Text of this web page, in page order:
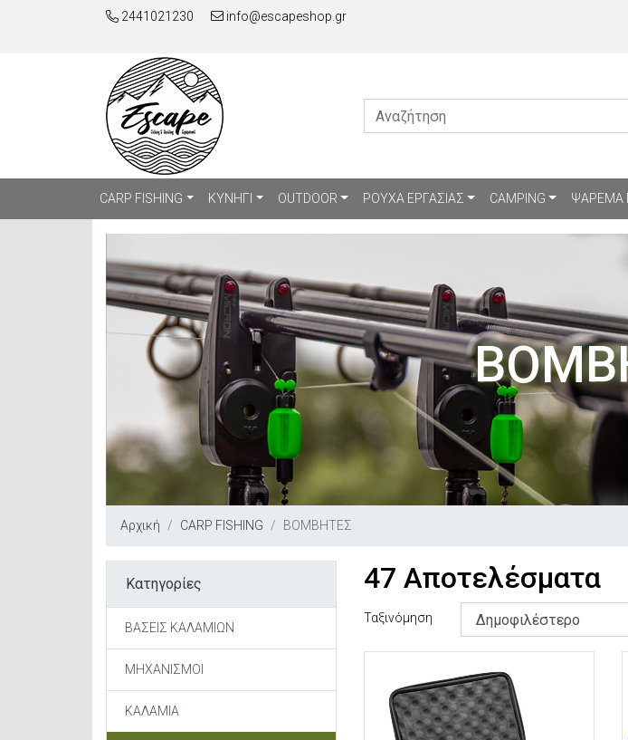
2441021230 info@escapeshop.gr
CARP FISHING ΚΥΝΗΓΙ OUTDOOR ΡΟΥΧΑ ΕΡΓΑΣΙΑΣ CAMPING ΨΑΡΕΜΑ
Αρχική CARP FISHING ΒΟΜΒΗΤΕΣ
Κατηγορίες
ΒΑΣΕΙΣ ΚΑΛΑΜΙΩΝ
ΜΗΧΑΝΙΣΜΟΙ
ΚΑΛΑΜΙΑ
47 Αποτελέσματα
Ταξινόμηση